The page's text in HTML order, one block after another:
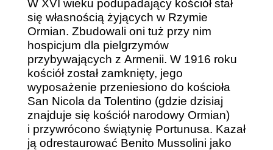
W XVI wieku podupadający kościół stał
się własnością żyjących w Rzymie
Ormian. Zbudowali oni tuż przy nim
hospicjum dla pielgrzymów
przybywających z Armenii. W 1916 roku
kościół został zamknięty, jego
wyposażenie przeniesiono do kościoła
San Nicola da Tolentino (gdzie dzisiaj
znajduje się kościół narodowy Ormian)
i przywrócono świątynię Portunusa. Kazał
ją odrestaurować Benito Mussolini jako